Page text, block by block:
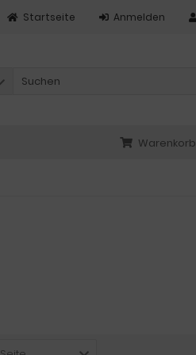
Anmelden
Startseite
Warenkorb